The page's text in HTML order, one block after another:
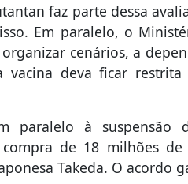
faz parte dessa
Em paralelo, o
cenários, a
vacina deva ficar
paralelo à suspensão
de 18 milhões
Takeda. O acordo